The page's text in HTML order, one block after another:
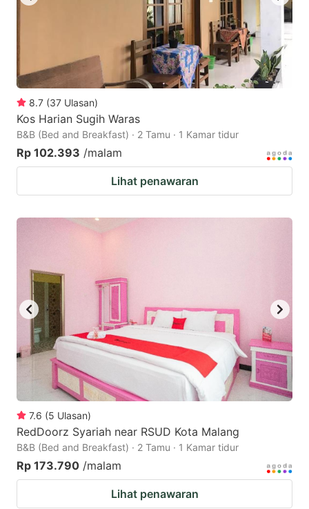
8.7 (37 Ulasan)
Kos Harian Sugih Waras
B&B (Bed and Breakfast) · 2 Tamu · 1 Kamar tidur
Rp 102.393 /malam
Lihat penawaran
7.6 (5 Ulasan)
RedDoorz Syariah near RSUD Kota Malang
B&B (Bed and Breakfast) · 2 Tamu · 1 Kamar tidur
Rp 173.790 /malam
Lihat penawaran